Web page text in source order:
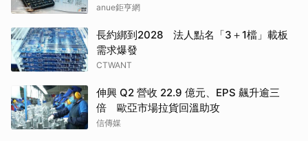
anue鉅亨網
長約綁到2028 法人點名「3＋1檔」載板
需求爆發
CTWANT
伸興 Q2 營收 22.9 億元、EPS 飆升逾三
倍 歐亞市場拉貨回溫助攻
信傳媒